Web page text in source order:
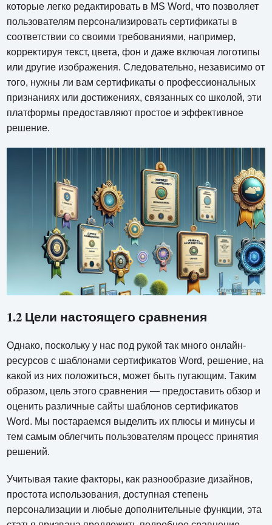
которые легко редактировать в MS Word, что позволяет
пользователям персонализировать сертификаты в
соответствии со своими требованиями, например,
корректируя текст, цвета, фон и даже включая логотипы
или другие изображения. Следовательно, независимо от
того, нужны ли вам сертификаты о профессиональных
признаниях или достижениях, связанных со школой, эти
платформы предоставляют простое и эффективное
решение.
1.2 Цели настоящего сравнения
Однако, поскольку у нас под рукой так много онлайн-
ресурсов с шаблонами сертификатов Word, решение, на
какой из них положиться, может быть пугающим. Таким
образом, цель этого сравнения — предоставить обзор и
оценить различные сайты шаблонов сертификатов
Word. Мы постараемся выделить их плюсы и минусы и
тем самым облегчить пользователям процесс принятия
решений.
Учитывая такие факторы, как разнообразие дизайнов,
простота использования, доступная степень
персонализации и любые дополнительные функции, эта